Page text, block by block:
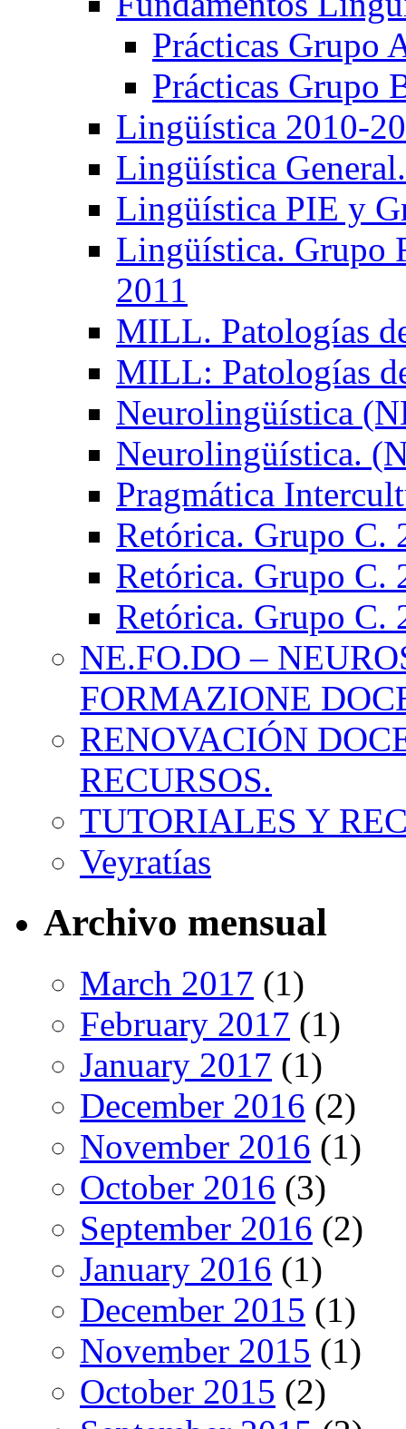
Prácticas Grupo
Prácticas Grupo
Lingüística 2010-
Lingüística
Lingüística PIE y
Lingüística. Grupo
2011
MILL. Patologías
MILL: Patologías
Neurolingüística
Neurolingüística.
Pragmática
Retórica. Grupo C.
Retórica. Grupo C.
Retórica. Grupo C.
NE.FO.DO –
FORMAZIONE
RENOVACIÓN
RECURSOS.
TUTORIALES Y
Veyratías
Archivo mensual
March 2017 (1)
February 2017 (1)
January 2017 (1)
December 2016 (2)
November 2016 (1)
October 2016 (3)
September 2016 (2)
January 2016 (1)
December 2015 (1)
November 2015 (1)
October 2015 (2)